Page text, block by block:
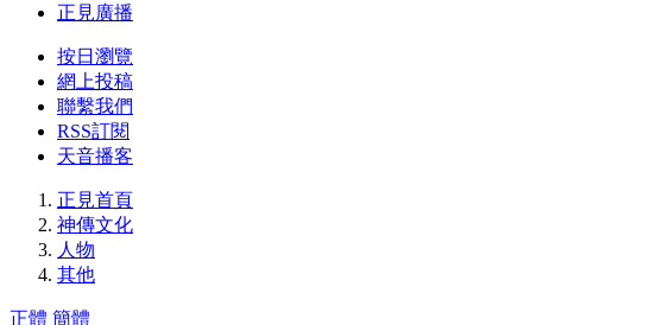
正見廣播
按日瀏覽
網上投稿
聯繫我們
RSS訂閱
天音播客
正見首頁
神傳文化
人物
其他
正體 簡體